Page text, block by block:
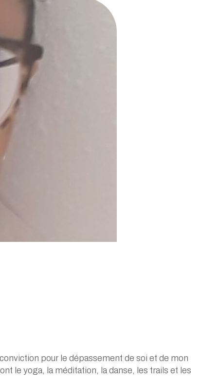
pour le dépassement de soi et de mon
le yoga, la méditation, la danse, les trails et les